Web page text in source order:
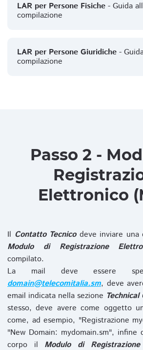
LAR per Persone Fisiche - Guida
compilazione
LAR per Persone Giuridiche -
compilazione
Passo 2 -
Elettronico
Il Contatto Tecnicodeve inviare una
Modulo di Registrazione
compilato.
La mail deve essere
domain@telecomitalia.sm, deve
email indicata nella sezione
stesso, deve avere come oggetto
come, ad esempio, "Registrazione
"New Domain: mydomain.sm", infine
corpo il Modulo di